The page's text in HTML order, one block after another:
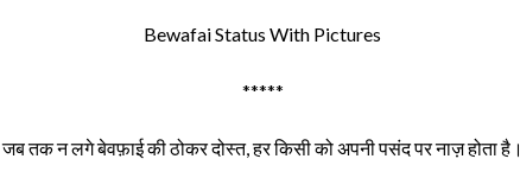
Bewafai Status With Pictures
*****
जब तक न लगे बेवफ़ाई की ठोकर दोस्त, हर किसी को अपनी पसंद पर नाज़ होता है।